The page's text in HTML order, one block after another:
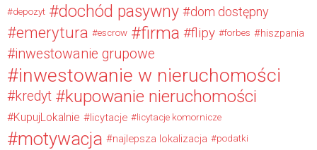
depozyt
dochód pasywny dom dostępny
emerytura escrow firma flipy forbes hiszpania
inwestowanie grupowe
inwestowanie w nieruchomości
kredyt kupowanie nieruchomości
KupujLokalnie licytacje licytacje komornicze
motywacja najlepsza lokalizacja
podatki